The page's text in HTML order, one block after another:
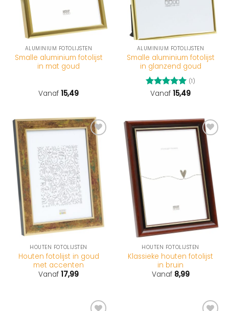
ALUMINIUM FOTOLIJSTEN
Smalle aluminium fotolijst
in mat goud
Vanaf 15,49
ALUMINIUM FOTOLIJSTEN
Smalle aluminium fotolijst
in glanzend goud
Gewaardeerd
(1)
Vanaf 15,49
HOUTEN FOTOLIJSTEN
Houten fotolijst in goud
met accenten
Vanaf 17,99
HOUTEN FOTOLIJSTEN
Klassieke houten fotolijst
in bruin
Vanaf 8,99